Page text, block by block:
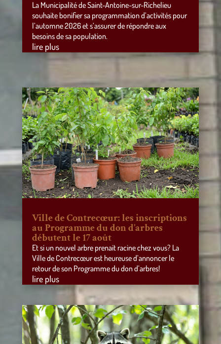
La Municipalité de Saint-Antoine-sur-Richelieu
souhaite bonifier sa programmation d’activités pour
l’automne 2026 et s’assurer de répondre aux
besoins de sa population.
lire plus
Ville de Contrecœur: les inscriptions
au Programme du don d’arbres
débutent le 17 août
Et si un nouvel arbre prenait racine chez vous? La
Ville de Contrecœur est heureuse d’annoncer le
retour de son Programme du don d’arbres!
lire plus